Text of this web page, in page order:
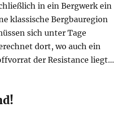
in ein Bergwerk ein
klassische Bergbauregion
sich unter Tage
dort, wo auch ein
der Resistance liegt…